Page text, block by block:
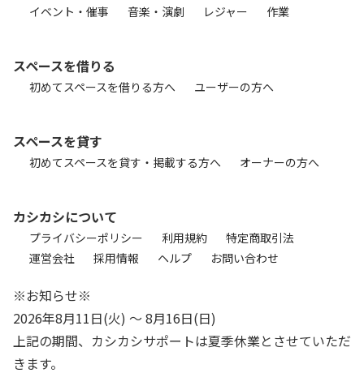
イベント・催事
音楽・演劇 レジャー 作業
スペースを借りる
初めてスペースを借りる方へ ユーザーの方へ
スペースを貸す
初めてスペースを貸す・掲載する方へ オーナーの方へ
カシカシについて
プライバシーポリシー 利用規約
特定商取引法
運営会社
採用情報 ヘルプ お問い合わせ
※お知らせ※
2026年8月11日(火) 〜 8月16日(日)
上記の期間、カシカシサポートは夏季休業とさせていただ
きます。